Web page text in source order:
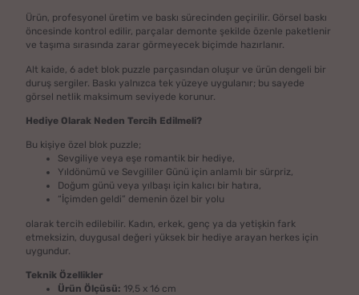
Ürün, profesyonel üretim ve baskı sürecinden geçirilir. Görsel baskı
öncesinde kontrol edilir, parçalar demonte şekilde özenle paketlenir
ve taşıma sırasında zarar görmeyecek biçimde hazırlanır.
Alt kaide, 6 adet blok puzzle parçasından oluşur ve ürün dengeli bir
duruş sergiler. Baskı yalnızca tek yüzeye uygulanır; bu sayede
görsel netlik maksimum seviyede korunur.
Hediye Olarak Neden Tercih Edilmeli?
Bu kişiye özel blok puzzle;
Sevgiliye veya eşe romantik bir hediye,
Yıldönümü ve Sevgililer Günü için anlamlı bir sürpriz,
Doğum günü veya yılbaşı için kalıcı bir hatıra,
“İçimden geldi” demenin özel bir yolu
olarak tercih edilebilir. Kadın, erkek, genç ya da yetişkin fark
etmeksizin, duygusal değeri yüksek bir hediye arayan herkes için
uygundur.
Teknik Özellikler
Ürün Ölçüsü: 19,5 x 16 cm